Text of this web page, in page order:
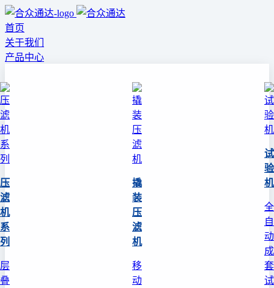
首页
关于我们
产品中心
压
滤
机
系
列
层
叠
撬
装
压
滤
机
移
动
试
验
机
全
自
动
成
套
试